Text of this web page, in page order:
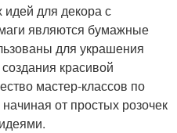
для декора с
являются бумажные
для украшения
красивой
мастер-классов по
от простых розочек